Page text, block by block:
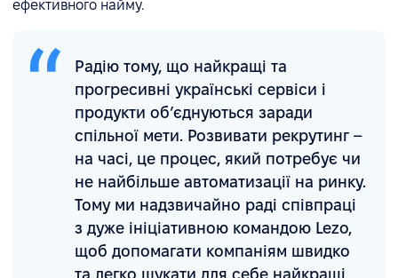
ефективного найму.
Радію тому, що найкращі та
прогресивні українські сервіси і
продукти обʼєднуються заради
спільної мети. Розвивати рекрутинг –
на часі, це процес, який потребує чи
не найбільше автоматизації на ринку.
Тому ми надзвичайно раді співпраці
з дуже ініціативною командою Lezo,
щоб допомагати компаніям швидко
та легко шукати для себе найкращі